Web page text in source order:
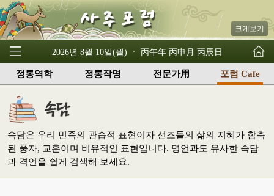
크게보기
2026년 8월 10일(월) ㆍ 丙午年 丙申月 丙辰日
정통역학 정통작명 전문가用 포럼 Cafe
속담은 우리 민족의 관습적 표현이자 선조들의 삶의 지혜가 함축
된 풍자, 교훈이며 비유적인 표현입니다. 명언과도 유사한 속담
과 격언을 쉽게 검색해 보세요.